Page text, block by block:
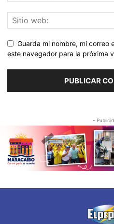
Guarda mi nombre, mi correo
este navegador para la próxima
-